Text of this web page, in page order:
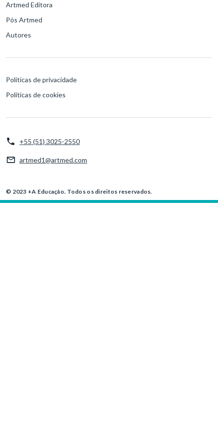
Artmed Editora
Pós Artmed
Autores
Políticas de privacidade
Políticas de cookies
+55 (51) 3025-2550
artmed1@artmed.com
© 2023 +A Educação. Todos os direitos reservados.